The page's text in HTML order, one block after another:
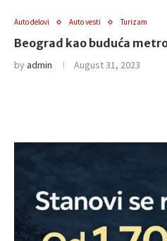
Auto delovi Auto vesti Turizam
Beograd kao buduća
byadmin August 31, 2023